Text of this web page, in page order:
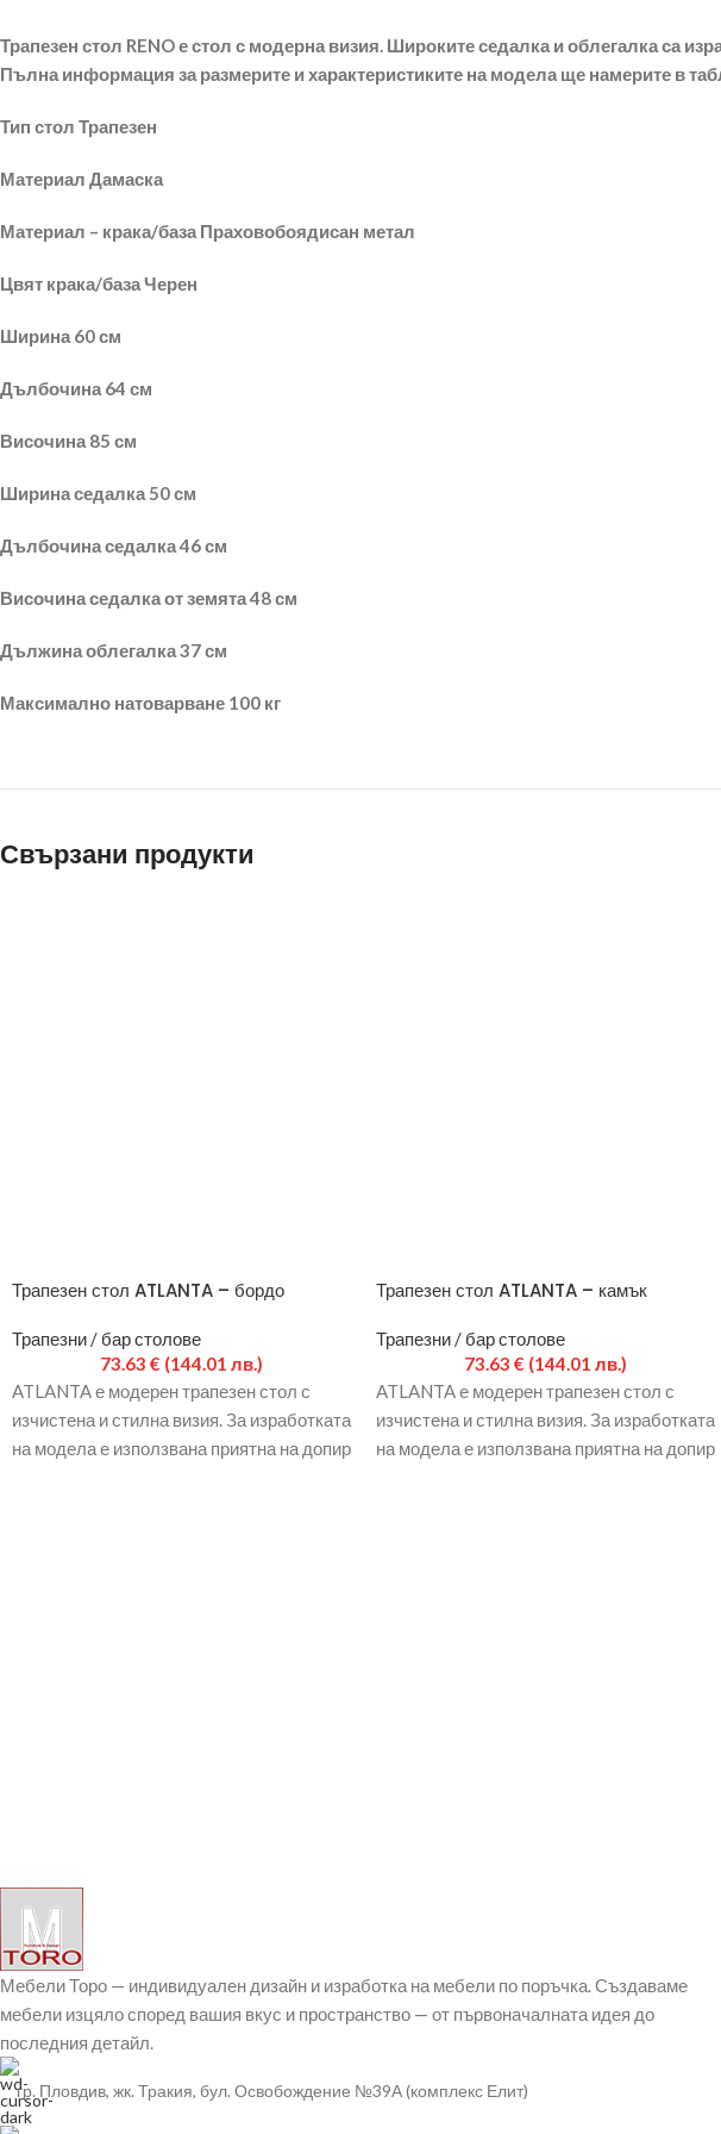
Трапезен стол RENO е стол с модерна визия. Широките седалка и облегалка са
Пълна информация за размерите и характеристиките на модела ще намерите в
Тип стол Трапезен
Материал Дамаска
Материал – крака/база Праховобоядисан метал
Цвят крака/база Черен
Ширина 60 см
Дълбочина 64 см
Височина 85 см
Ширина седалка 50 см
Дълбочина седалка 46 см
Височина седалка от земята 48 см
Дължина облегалка 37 см
Максимално натоварване 100 кг
Свързани продукти
Трапезен стол ATLANTA – бордо
Трапезни / бар столове
73.63€ (144.01 лв.)
ATLANTA е модерен трапезен стол с
изчистена и стилна визия. За изработката
на модела е използвана приятна на допир
Трапезен стол ATLANTA – камък
Трапезни / бар столове
73.63 € (144.01 лв.)
ATLANTA е модерен трапезен стол с
изчистена и стилна визия. За изработката
на модела е използвана приятна на допир
Мебели Торо — индивидуален дизайн и изработка на мебели по поръчка. Създаваме
мебели изцяло според вашия вкус и пространство — от първоначалната идея до
последния детайл.
гр. Пловдив, жк. Тракия, бул. Освобождение №39А (комплекс Елит)